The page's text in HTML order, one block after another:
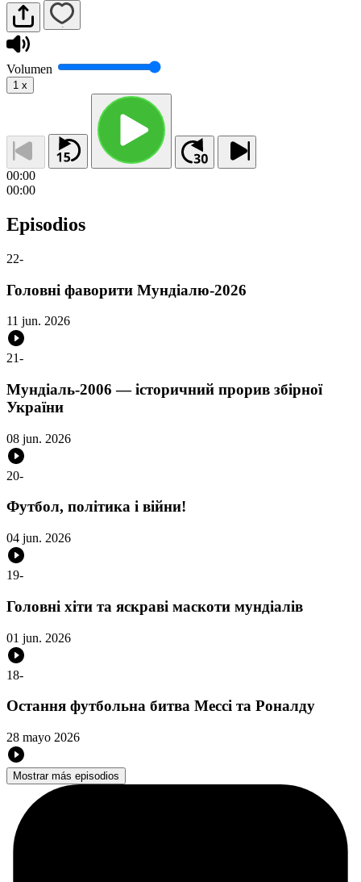
Volumen
1 x
00:00
00:00
Episodios
22-
Головні фаворити Мундіалю-2026
11 jun. 2026
21-
Мундіаль-2006 — історичний прорив збірної
України
08 jun. 2026
20-
Футбол, політика і війни!
04 jun. 2026
19-
Головні хіти та яскраві маскоти мундіалів
01 jun. 2026
18-
Остання футбольна битва Мессі та Роналду
28 mayo 2026
Mostrar más episodios